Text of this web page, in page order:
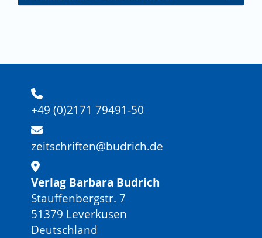
+49 (0)2171 79491-50
zeitschriften@budrich.de
Verlag Barbara Budrich
Stauffenbergstr. 7
51379 Leverkusen
Deutschland